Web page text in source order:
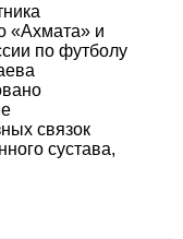
«Ахмата» и
по футболу
связок
сустава,